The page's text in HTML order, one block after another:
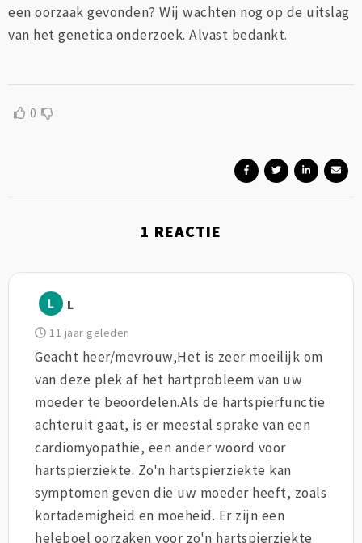
een oorzaak gevonden? Wij wachten nog op de uitslag
van het genetica onderzoek. Alvast bedankt.
0
1 REACTIE
L
11 jaar geleden
Geacht heer/mevrouw,Het is zeer moeilijk om
van deze plek af het hartprobleem van uw
moeder te beoordelen.Als de hartspierfunctie
achteruit gaat, is er meestal sprake van een
cardiomyopathie, een ander woord voor
hartspierziekte. Zo'n hartspierziekte kan
symptomen geven die uw moeder heeft, zoals
kortademigheid en moeheid. Er zijn een
heleboel oorzaken voor zo'n hartspierziekte